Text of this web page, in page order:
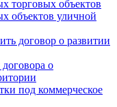
торговых объектов
объектов уличной
договор о развитии
о
под коммерческое